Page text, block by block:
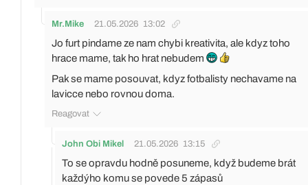
Mr.Mike 21.05.2026 13:02
Jo furt pindame ze nam chybi kreativita, ale kdyz toho
hrace mame, tak ho hrat nebudem
Pak se mame posouvat, kdyz fotbalisty nechavame na
lavicce nebo rovnou doma.
Reagovat
John Obi Mikel 21.05.2026 13:15
To se opravdu hodně posuneme, když budeme brát
každýho komu se povede 5 zápasů